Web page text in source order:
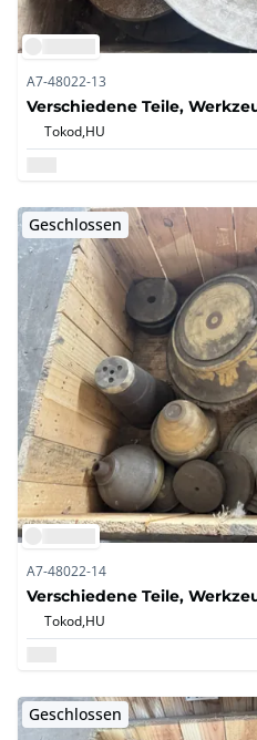
A7-48022-13
Verschiedene Teile,
Tokod,HU
Geschlossen
A7-48022-14
Verschiedene Teile,
Tokod,HU
Geschlossen